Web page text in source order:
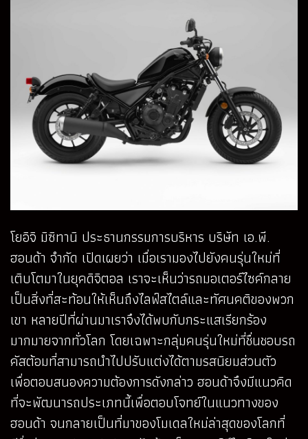
โยอิจิ มิซิทานิ ประธานกรรมการบริหาร บริษัท เอ.พี.
ฮอนด้า จำกัด เปิดเผยว่า เมื่อเรามองไปยังคนรุ่นใหม่ที่
เติบโตมาในยุคดิจิตอล เราจะเห็นว่ารถมอเตอร์ไซค์กลาย
เป็นสิ่งที่สะท้อนให้เห็นถึงไลฟ์สไตล์และทัศนคติของพวก
เขา หลายปีที่ผ่านมาเราจึงได้พบกับกระแสเรียกร้อง
มากมายจากทั่วโลก โดยเฉพาะกลุ่มคนรุ่นใหม่ที่ชื่นชอบรถ
คัสต้อมที่สามารถนำไปปรับแต่งได้ตามรสนิยมส่วนตัว
เพื่อตอบสนองความต้องการดังกล่าว ฮอนด้าจึงมีแนวคิด
ที่จะพัฒนารถประเภทนี้เพื่อตอบโจทย์ในแนวทางของ
ฮอนด้า จนกลายเป็นที่มาของโมเดลใหม่ล่าสุดของโลกที่